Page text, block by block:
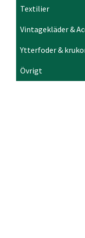
Textilier
Vintagekläder &
Ytterfoder &
Övrigt